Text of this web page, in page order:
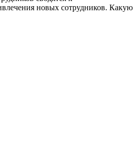
новых сотрудников. Какую